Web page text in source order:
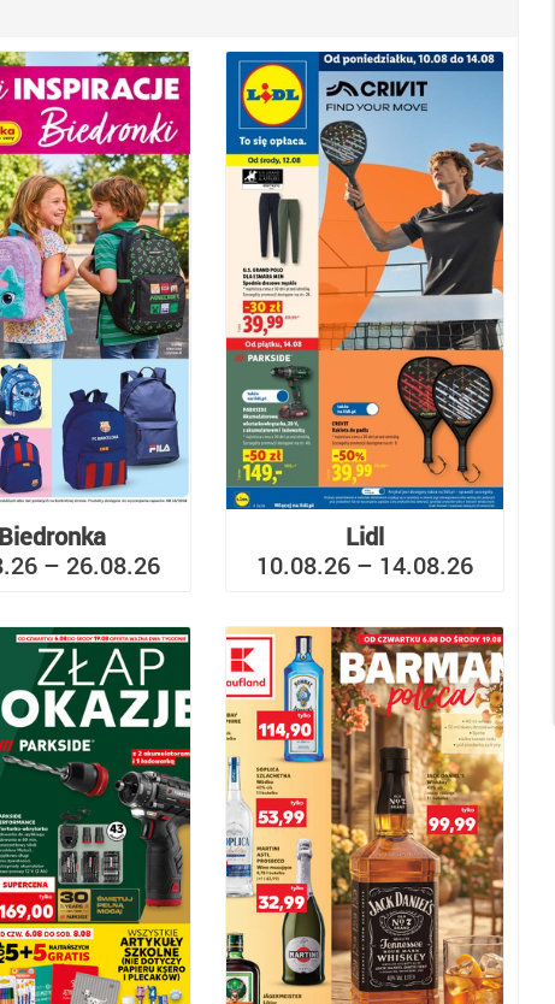
– 26.08.26
Lidl
10.08.26 – 14.08.26